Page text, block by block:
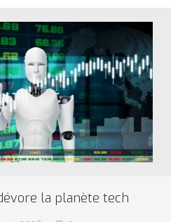
la planète tech